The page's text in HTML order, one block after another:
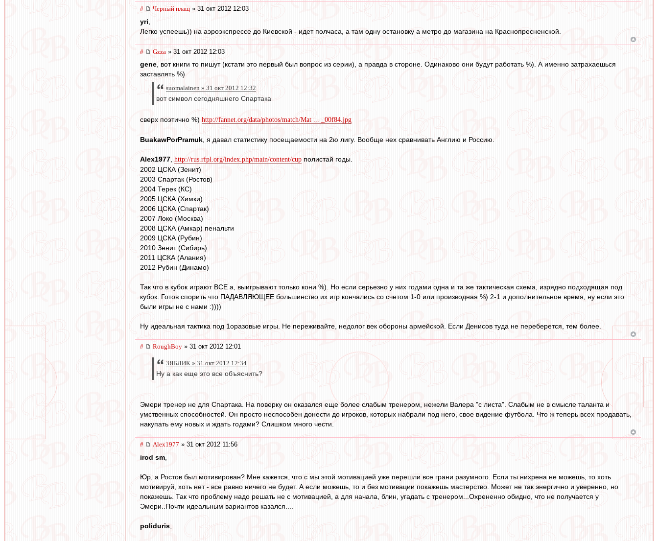
# Черный плащ » 31 окт 2012 12:03
yri
Легко успеешь)) на аэроэкспрессе до Киевской - идет полчаса, а там одну остановку а метро до магазина на Краснопресненской.
# Gzza » 31 окт 2012 12:03
gene , вот книги то пишут (кстати это первый был вопрос из серии), а правда в стороне. Одинаково они будут работать %). А именно затрахаешься
заставлять %)
suomalainen » 31 окт 2012 12:32
вот символ сегодняшнего Спартака
сверх поэтично %) http://fannet.org/data/photos/match/Mat ... _00f84.jpg
BuakawPorPramuk , я давал статистику посещаемости на 2ю лигу. Вообще нех сравнивать Англию и Россию.
Alex1977 http://rus.rfpl.org/index.php/main/content/cup полистай годы.
2002 ЦСКА (Зенит)
2003 Спартак (Ростов)
2004 Терек (КС)
2005 ЦСКА (Химки)
2006 ЦСКА (Спартак)
2007 Локо (Москва)
2008 ЦСКА (Амкар) пенальти
2009 ЦСКА (Рубин)
2010 Зенит (Сибирь)
2011 ЦСКА (Алания)
2012 Рубин (Динамо)
Так что в кубок играют ВСЕ а, выигрывают только кони %). Но если серьезно у них годами одна и та же тактическая схема, изрядно подходящая под
кубок. Готов спорить что ПАДАВЛЯЮЩЕЕ большинство их игр кончались со счетом 1-0 или производная %) 2-1 и дополнительное время, ну если это
были игры не с нами :))))
Ну идеальная тактика под 1оразовые игры. Не переживайте, недолог век обороны армейской. Если Денисов туда не переберется, тем более.
# RoughBoy » 31 окт 2012 12:01
ЗЯБЛИК » 31 окт 2012 12:34
Ну а как еще это все объяснить?
Эмери тренер не для Спартака. На поверку он оказался еще более слабым тренером, нежели Валера "с листа". Слабым не в смысле таланта и
умственных способностей. Он просто неспособен донести до игроков, которых набрали под него, свое видение футбола. Что ж теперь всех продавать,
накупать ему новых и ждать годами? Слишком много чести.
# Alex1977 » 31 окт 2012 11:56
irod sm
Юр, а Ростов был мотивирован? Мне кажется, что с мы этой мотивацией уже перешли все грани разумного. Если ты нихрена не можешь, то хоть
мотивируй, хоть нет - все равно ничего не будет. А если можешь, то и без мотивации покажешь мастерство. Может не так энергично и уверенно, но
покажешь. Так что проблему надо решать не с мотивацией, а для начала, блин, угадать с тренером...Охрененно обидно, что не получается у
Эмери..Почти идеальным вариантов казался....
poliduris